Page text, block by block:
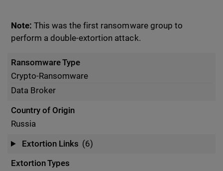
Note: This was the first ransomware group to
perform a double-extortion attack.
Ransomware Type
Crypto-Ransomware
Data Broker
Country of Origin
Russia
Extortion Links (6)
Extortion Types